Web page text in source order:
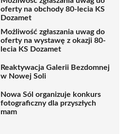
oferty na obchody 80-lecia KS
Dozamet
Możliwość zgłaszania uwag do
oferty na wystawę z okazji 80-
lecia KS Dozamet
Reaktywacja Galerii Bezdomnej
w Nowej Soli
Nowa Sól organizuje konkurs
fotograficzny dla przyszłych
mam